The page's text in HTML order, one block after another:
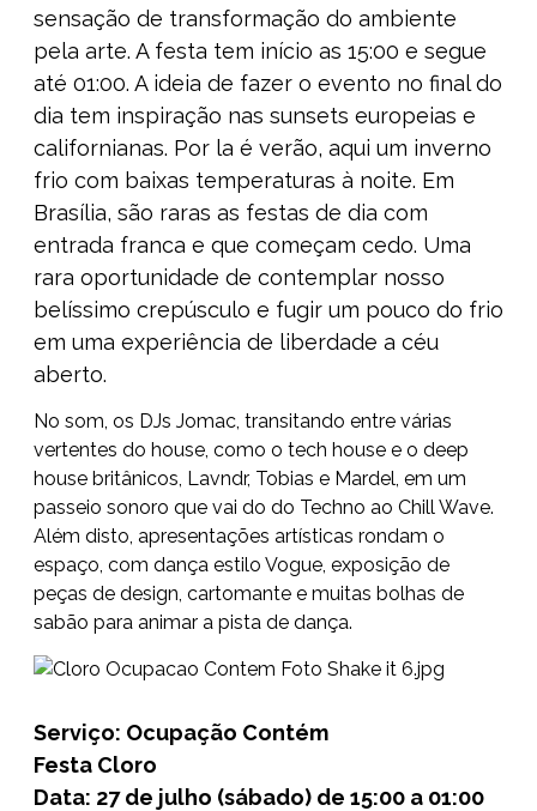
sensação de transformação do ambiente
pela arte. A festa tem início as 15:00 e segue
até 01:00. A ideia de fazer o evento no final do
dia tem inspiração nas sunsets europeias e
californianas. Por la é verão, aqui um inverno
frio com baixas temperaturas à noite. Em
Brasília, são raras as festas de dia com
entrada franca e que começam cedo. Uma
rara oportunidade de contemplar nosso
belíssimo crepúsculo e fugir um pouco do frio
em uma experiência de liberdade a céu
aberto.
No som, os DJs Jomac, transitando entre várias
vertentes do house, como o tech house e o deep
house britânicos, Lavndr, Tobias e Mardel, em um
passeio sonoro que vai do do Techno ao Chill Wave.
Além disto, apresentações artísticas rondam o
espaço, com dança estilo Vogue, exposição de
peças de design, cartomante e muitas bolhas de
sabão para animar a pista de dança.
Serviço: Ocupação Contém
Festa Cloro
Data: 27 de julho (sábado) de 15:00 a 01:00